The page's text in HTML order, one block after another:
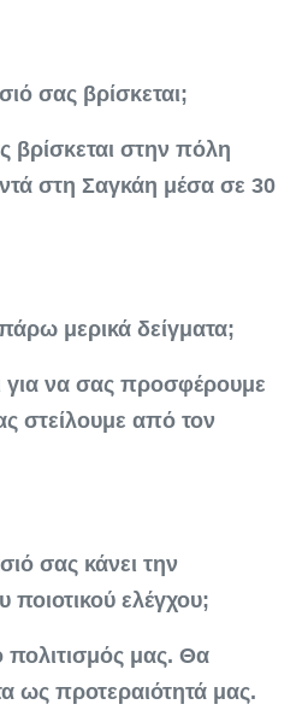
σας βρίσκεται;
βρίσκεται στην πόλη
στη Σαγκάη μέσα σε 30
μερικά δείγματα;
για να σας προσφέρουμε
στείλουμε από τον
σας κάνει την
ποιοτικού ελέγχου;
πολιτισμός μας. Θα
ως προτεραιότητά μας.